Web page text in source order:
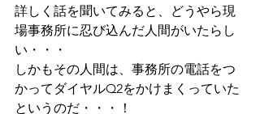
詳しく話を聞いてみると、どうやら現
場事務所に忍び込んだ人間がいたらし
い・・・
しかもその人間は、事務所の電話をつ
かってダイヤルQ2をかけまくっていた
というのだ・・・！